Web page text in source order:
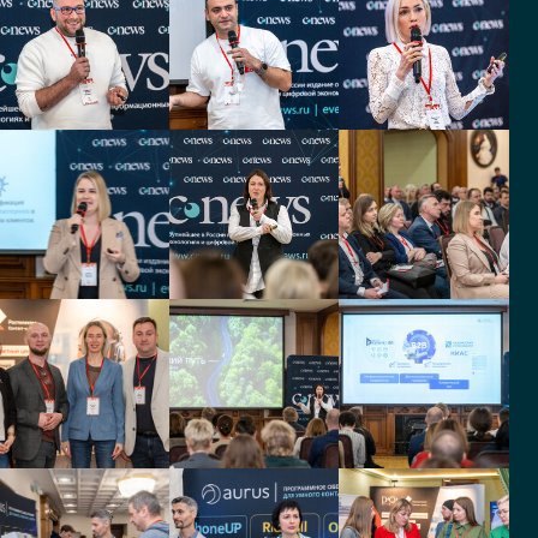
макетинга
РН-БашНИПИнефть
Ведущий специалист
Сибирская
генерирующая
компания
Главный специалист
группы по call-центрам
Западно-Сибирский
филиал
Медскан
Ведущий специалист по
ПАК ЕРКЦ
Hadassah Medical
Руководитель
Страхование.Кредитование.Технологии
HR-директор
Удобные решения
Технический директор
Удобные решения
Руководитель контактного
центра
Фирма Техноавиа
Заместитель руководителя
отдела информационной